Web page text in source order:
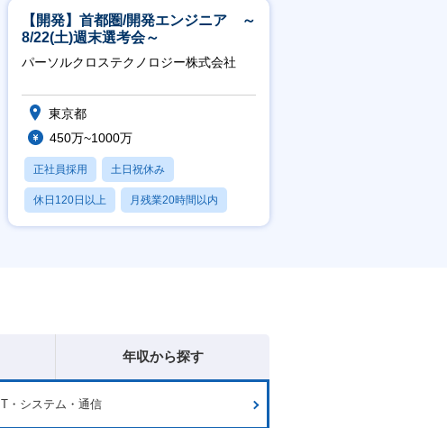
【開発】首都圏/開発エンジニア ～
8/22(土)週末選考会～
パーソルクロステクノロジー株式会社
東京都
450万~1000万
正社員採用 土日祝休み
休日120日以上 月残業20時間以内
賞与あり
年収から探す
IT・システム・通信